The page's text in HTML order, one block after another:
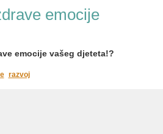
emocije
emocije vašeg djeteta!?
razvoj